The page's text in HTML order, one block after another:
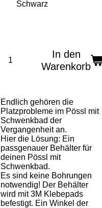
In den
Warenkorb
Endlich gehören die
Platzprobleme im Pössl mit
Schwenkbad der
Vergangenheit an.
Hier die Lösung: Ein
passgenauer Behälter für
deinen Pössl mit
Schwenkbad.
Es sind keine Bohrungen
notwendig! Der Behälter
wird mit 3M Klebepads
befestigt. Ein Winkel der